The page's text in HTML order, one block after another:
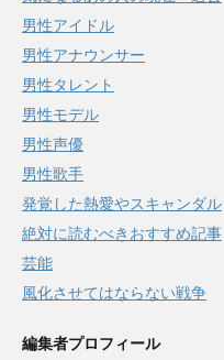
男性アイドル
男性アナウンサー
男性タレント
男性モデル
男性声優
男性歌手
発覚した熱愛やスキャンダル
絶対に読むべきおすすめ記事
芸能
風化させてはならない戦争
編集者プロフィール